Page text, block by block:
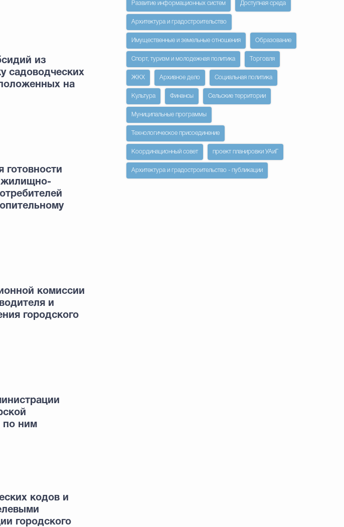
Развитие информационных систем Доступная среда
Архитектура и градостроительство
Имущественные и земельные отношения Образование
Спорт, туризм и молодежная политика Торговля
ЖКХ Архивное дело Социальная политика
Культура Финансы Сельские территории
Муниципальные программы
Технологическое присоединение
Координационный совет проект планировки УАиГ
Архитектура и градостроительство - публикации
из
садоводческих
на
жилищно-
комиссии
и
городского
по ним
кодов и
городского